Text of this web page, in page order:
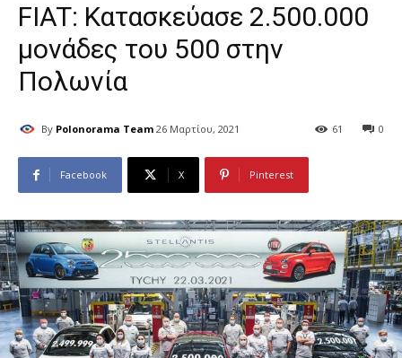
FIAT: Κατασκεύασε 2.500.000
μονάδες του 500 στην
Πολωνία
By Polonorama Team 26 Μαρτίου, 2021 0
61
Facebook X Pinterest